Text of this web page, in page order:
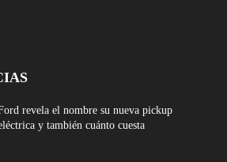
revela el nombre su nueva pickup
y también cuánto cuesta